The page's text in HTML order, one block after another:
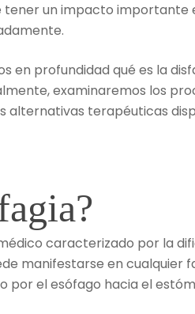
un impacto importante
en profundidad qué es la
examinaremos los
alternativas terapéuticas
caracterizado por la
manifestarse en cualquier
por el esófago hacia el